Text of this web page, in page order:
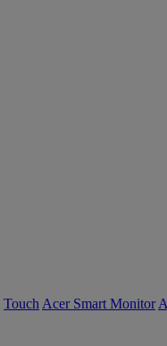
Touch Acer Smart Monitor